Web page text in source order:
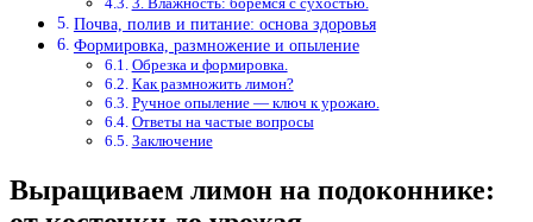
Почва, полив и питание: основа здоровья
Формировка, размножение и опыление
Обрезка и формировка.
Как размножить лимон?
Ручное опыление — ключ к урожаю.
Ответы на частые вопросы
Заключение
Выращиваем лимон на подоконнике: